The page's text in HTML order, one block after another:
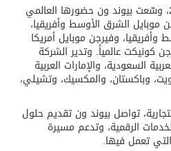
ومنذ تأسيسها في عام 2021، وسّعت بيوند ون حضورها العالمي
الشرق الأوسط وأفريقيا،
وفيرجن موبايل أمريكا
كونيكت عالمياً. وتدير الشركة
السعودية، والإمارات العربية
وباكستان، والمكسيك، وتشيلي،
تواصل بيوند ون تقديم حلول
الرقمية، وتدعم مسيرة
تعمل فيها.